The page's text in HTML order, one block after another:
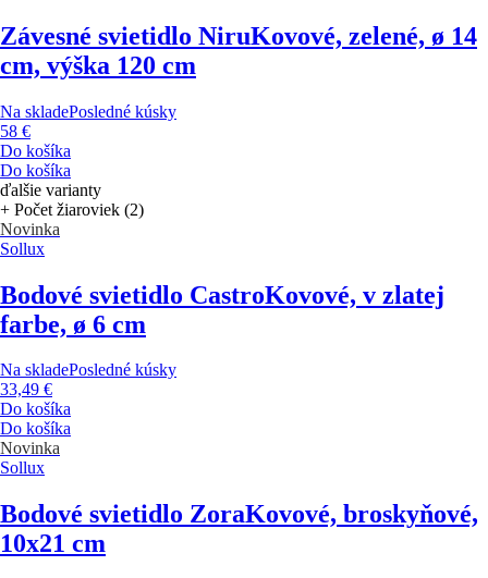
Závesné svietidlo NiruKovové, zelené, ø 14
cm, výška 120 cm
Na skladePosledné kúsky
58 €
Do košíka
Do košíka
ďalšie varianty
+ Počet žiaroviek (2)
Novinka
Sollux
Bodové svietidlo CastroKovové, v zlatej
farbe, ø 6 cm
Na skladePosledné kúsky
33,49 €
Do košíka
Do košíka
Novinka
Sollux
Bodové svietidlo ZoraKovové, broskyňové,
10x21 cm